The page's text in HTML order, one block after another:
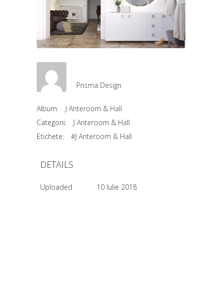
Prisma Design
Album:
J Anteroom & Hall
Categorii:
J Anteroom & Hall
Etichete:
#J Anteroom & Hall
DETAILS
Uploaded 10 Iulie 2018